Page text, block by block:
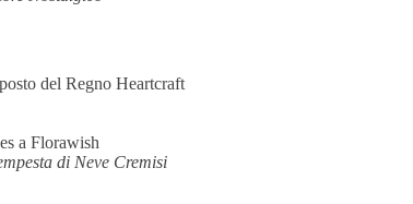
del Regno Heartcraft
a Florawish
di Neve Cremisi